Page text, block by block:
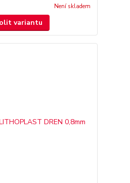
Není skladem
variantu